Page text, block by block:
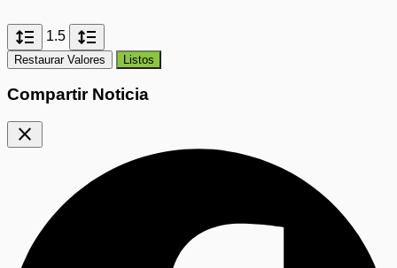
format_line_spacing 1.5 format_line_spacing
Restaurar Valores Listos
Compartir Noticia
close